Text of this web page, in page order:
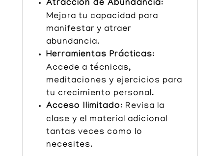
Atracción de Abundancia:
Mejora tu capacidad para
manifestar y atraer
abundancia.
Herramientas Prácticas:
Accede a técnicas,
meditaciones y ejercicios para
tu crecimiento personal.
Acceso Ilimitado: Revisa la
clase y el material adicional
tantas veces como lo
necesites.